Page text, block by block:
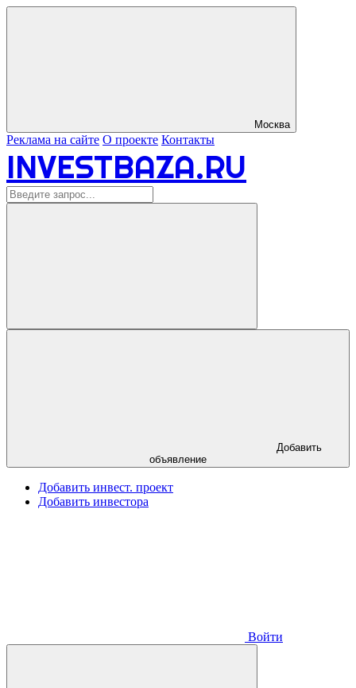
Москва
Реклама на сайте О проекте Контакты
INVESTBAZA.RU
объявление
Добавить инвест. проект
Добавить инвестора
Войти